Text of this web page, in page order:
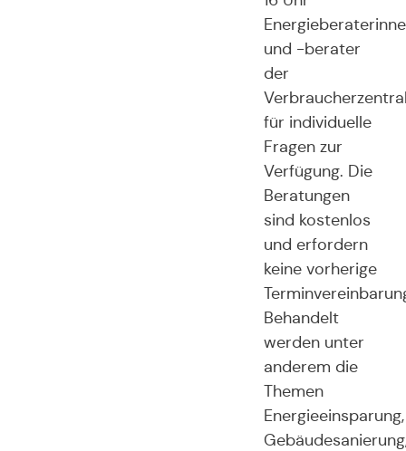
und -berater
der
für individuelle
Fragen zur
Verfügung. Die
Beratungen
sind kostenlos
und erfordern
keine vorherige
Behandelt
werden unter
anderem die
Themen
Energieeinsparung,